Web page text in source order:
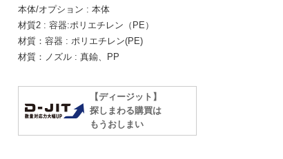
本体/オプション
本体
材質2
容器:ポリエチレン（PE）
材質：容器
ポリエチレン(PE)
材質：ノズル
真鍮、PP
【ディージット】
探しまわる購買は
もうおしまい